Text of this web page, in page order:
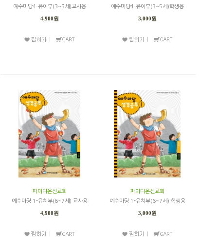
예수마당4-유아부(3~5세)교사용
4,900원
예수마당4-유아부(3~5세)학생용
3,000원
파이디온선교회
예수마당 1-유치부(6~7세) 교사용
4,900원
파이디온선교회
예수마당 1-유치부(6~7세) 학생용
3,000원